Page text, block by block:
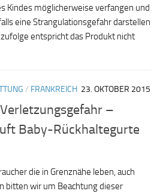
Kindes möglicherweise verfangen und
eine Strangulationsgefahr darstellen
entspricht das Produkt nicht
/ FRANKREICH 23. OKTOBER 2015
–
Baby-Rückhaltegurte
die in Grenznähe leben, auch
bitten wir um Beachtung dieser